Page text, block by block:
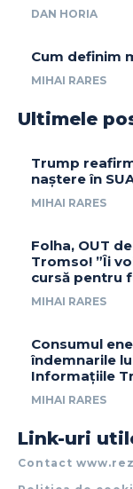
DAN HORIA
Cum definim
MIHAI RARES
Ultimele
Trump
naștere în
MIHAI RARES
Folha, OUT
Tromso! ”Îi
cursă pentru
MIHAI RARES
Consumul
îndemnarile
Informațiile
MIHAI RARES
Link-uri
Contact